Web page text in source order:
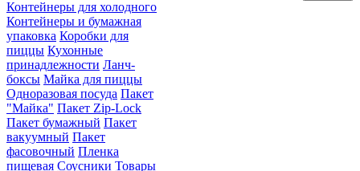
Контейнеры для холодного
Контейнеры и бумажная
упаковка Коробки для
пиццы Кухонные
принадлежности Ланч-
боксы Майка для пиццы
Одноразовая посуда Пакет
"Майка" Пакет Zip-Lock
Пакет бумажный Пакет
вакуумный Пакет
фасовочный Пленка
пищевая Соусники Товары